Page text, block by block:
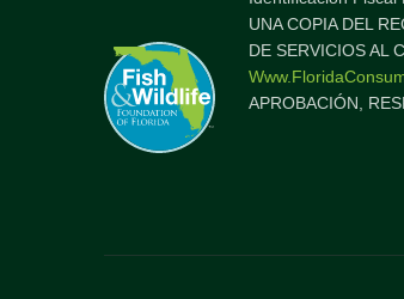
UNA COPIA DEL
DE SERVICIOS AL
APROBACIÓN,